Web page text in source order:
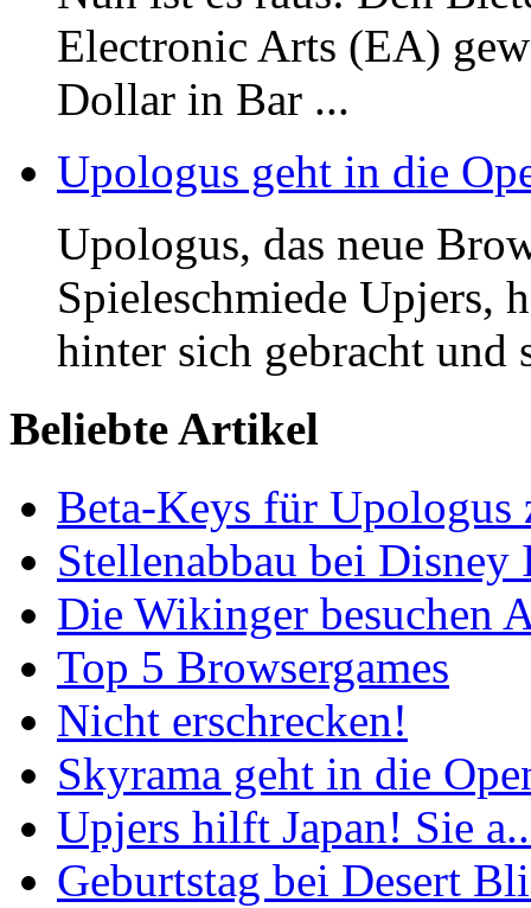
Electronic Arts (EA)
Dollar in Bar ...
Upologus geht in die
Upologus, das neue
Spieleschmiede Upjers,
hinter sich gebracht und
Beliebte Artikel
Beta-Keys für Upologus
Stellenabbau bei Disney
Die Wikinger besuchen
Top 5 Browsergames
Nicht erschrecken!
Skyrama geht in die
Upjers hilft Japan! Sie
Geburtstag bei Desert